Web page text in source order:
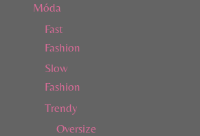
Móda
Fast
Fashion
Slow
Fashion
Trendy
Oversize